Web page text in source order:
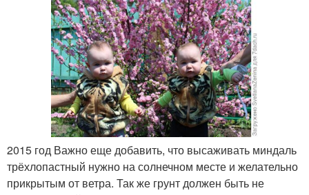
2015 год Важно еще добавить, что высаживать миндаль
трёхлопастный нужно на солнечном месте и желательно
прикрытым от ветра. Так же грунт должен быть не